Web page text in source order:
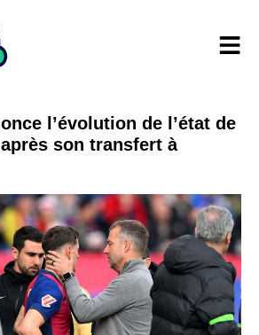
l’évolution de l’état de
son transfert à